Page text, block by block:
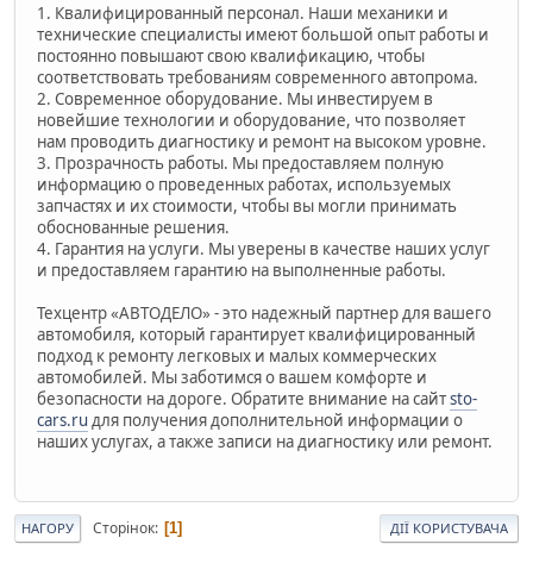
1. Квалифицированный персонал. Наши механики и
технические специалисты имеют большой опыт работы и
постоянно повышают свою квалификацию, чтобы
соответствовать требованиям современного автопрома.
2. Современное оборудование. Мы инвестируем в
новейшие технологии и оборудование, что позволяет
нам проводить диагностику и ремонт на высоком уровне.
3. Прозрачность работы. Мы предоставляем полную
информацию о проведенных работах, используемых
запчастях и их стоимости, чтобы вы могли принимать
обоснованные решения.
4. Гарантия на услуги. Мы уверены в качестве наших услуг
и предоставляем гарантию на выполненные работы.
Техцентр «АВТОДЕЛО» - это надежный партнер для вашего
автомобиля, который гарантирует квалифицированный
подход к ремонту легковых и малых коммерческих
автомобилей. Мы заботимся о вашем комфорте и
безопасности на дороге. Обратите внимание на сайтsto-
cars.ru для получения дополнительной информации о
наших услугах, а также записи на диагностику или ремонт.
НАГОРУ Сторінок 1 ДІЇ КОРИСТУВАЧА